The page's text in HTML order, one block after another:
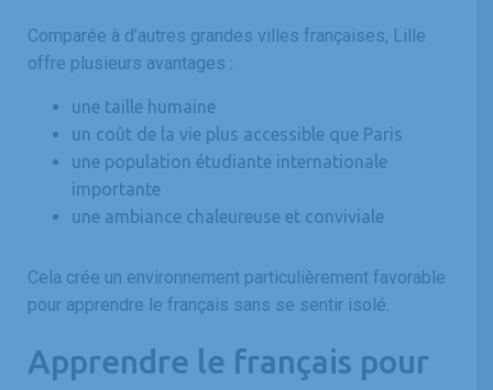
Comparée à d’autres grandes villes françaises, Lille
offre plusieurs avantages :
une taille humaine
un coût de la vie plus accessible que Paris
une population étudiante internationale
importante
une ambiance chaleureuse et conviviale
Cela crée un environnement particulièrement favorable
pour apprendre le français sans se sentir isolé.
Apprendre le français pour